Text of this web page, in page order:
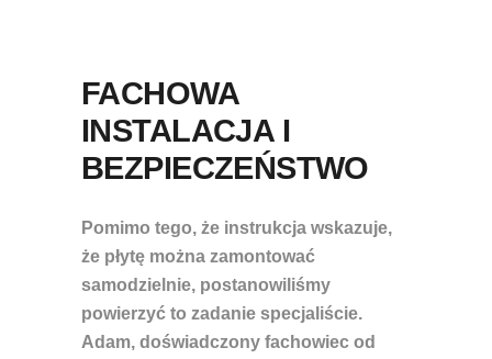
FACHOWA
INSTALACJA I
BEZPIECZEŃSTWO
Pomimo tego, że instrukcja wskazuje,
że płytę można zamontować
samodzielnie, postanowiliśmy
powierzyć to zadanie specjaliście.
Adam, doświadczony fachowiec od